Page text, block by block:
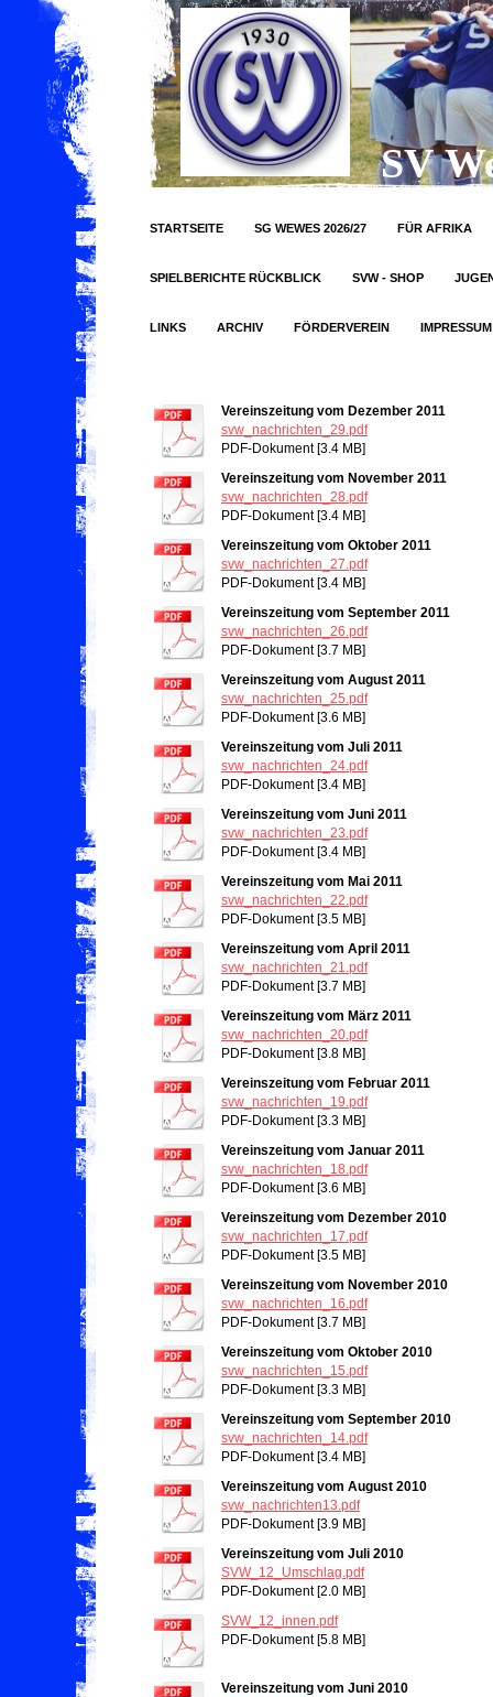
SV
STARTSEITE SG WEWES 2026/27 FÜR AFRIKA
SPIELBERICHTE RÜCKBLICK SVW - SHOP
LINKS ARCHIV FÖRDERVEREIN IMPRESSUM
Vereinszeitung vom Dezember 2011
svw_nachrichten_29.pdf
PDF-Dokument [3.4 MB]
Vereinszeitung vom November 2011
svw_nachrichten_28.pdf
PDF-Dokument [3.4 MB]
Vereinszeitung vom Oktober 2011
svw_nachrichten_27.pdf
PDF-Dokument [3.4 MB]
Vereinszeitung vom September 2011
svw_nachrichten_26.pdf
PDF-Dokument [3.7 MB]
Vereinszeitung vom August 2011
svw_nachrichten_25.pdf
PDF-Dokument [3.6 MB]
Vereinszeitung vom Juli 2011
svw_nachrichten_24.pdf
PDF-Dokument [3.4 MB]
Vereinszeitung vom Juni 2011
svw_nachrichten_23.pdf
PDF-Dokument [3.4 MB]
Vereinszeitung vom Mai 2011
svw_nachrichten_22.pdf
PDF-Dokument [3.5 MB]
Vereinszeitung vom April 2011
svw_nachrichten_21.pdf
PDF-Dokument [3.7 MB]
Vereinszeitung vom März 2011
svw_nachrichten_20.pdf
PDF-Dokument [3.8 MB]
Vereinszeitung vom Februar 2011
svw_nachrichten_19.pdf
PDF-Dokument [3.3 MB]
Vereinszeitung vom Januar 2011
svw_nachrichten_18.pdf
PDF-Dokument [3.6 MB]
Vereinszeitung vom Dezember 2010
svw_nachrichten_17.pdf
PDF-Dokument [3.5 MB]
Vereinszeitung vom November 2010
svw_nachrichten_16.pdf
PDF-Dokument [3.7 MB]
Vereinszeitung vom Oktober 2010
svw_nachrichten_15.pdf
PDF-Dokument [3.3 MB]
Vereinszeitung vom September 2010
svw_nachrichten_14.pdf
PDF-Dokument [3.4 MB]
Vereinszeitung vom August 2010
svw_nachrichten13.pdf
PDF-Dokument [3.9 MB]
Vereinszeitung vom Juli 2010
SVW_12_Umschlag.pdf
PDF-Dokument [2.0 MB]
SVW_12_innen.pdf
PDF-Dokument [5.8 MB]
Vereinszeitung vom Juni 2010